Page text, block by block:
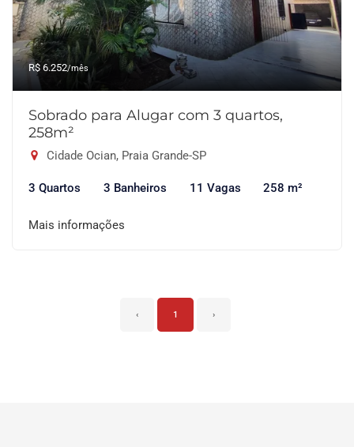
R$ 6.252/mês
Sobrado para Alugar com 3 quartos,
258m²
Cidade Ocian, Praia Grande-SP
3 Quartos 3 Banheiros 11 Vagas 258 m²
Mais informações
‹ 1 ›